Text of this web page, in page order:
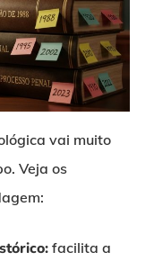
vai muito
Veja os
facilita a